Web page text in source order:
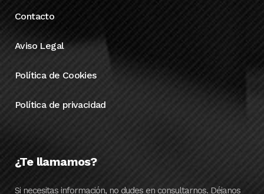
Contacto
Aviso Legal
Política de Cookies
Política de privacidad
¿Te llamamos?
Si necesitas información, no dudes en consultarnos. Déjanos